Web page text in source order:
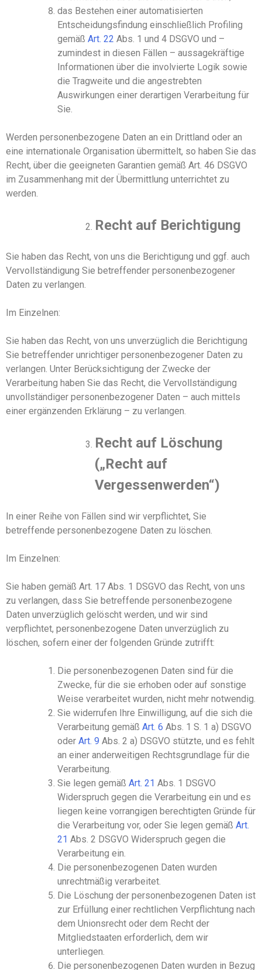
das Bestehen einer automatisierten
Entscheidungsfindung einschließlich Profiling
gemäß Art. 22 Abs. 1 und 4 DSGVO und –
zumindest in diesen Fällen – aussagekräftige
Informationen über die involvierte Logik sowie
die Tragweite und die angestrebten
Auswirkungen einer derartigen Verarbeitung für
Sie.
Werden personenbezogene Daten an ein Drittland oder an
eine internationale Organisation übermittelt, so haben Sie das
Recht, über die geeigneten Garantien gemäß Art. 46 DSGVO
im Zusammenhang mit der Übermittlung unterrichtet zu
werden.
Recht auf Berichtigung
Sie haben das Recht, von uns die Berichtigung und ggf. auch
Vervollständigung Sie betreffender personenbezogener
Daten zu verlangen.
Im Einzelnen:
Sie haben das Recht, von uns unverzüglich die Berichtigung
Sie betreffender unrichtiger personenbezogener Daten zu
verlangen. Unter Berücksichtigung der Zwecke der
Verarbeitung haben Sie das Recht, die Vervollständigung
unvollständiger personenbezogener Daten – auch mittels
einer ergänzenden Erklärung – zu verlangen.
Recht auf Löschung
(„Recht auf
Vergessenwerden“)
In einer Reihe von Fällen sind wir verpflichtet, Sie
betreffende personenbezogene Daten zu löschen.
Im Einzelnen:
Sie haben gemäß Art. 17 Abs. 1 DSGVO das Recht, von uns
zu verlangen, dass Sie betreffende personenbezogene
Daten unverzüglich gelöscht werden, und wir sind
verpflichtet, personenbezogene Daten unverzüglich zu
löschen, sofern einer der folgenden Gründe zutrifft:
Die personenbezogenen Daten sind für die
Zwecke, für die sie erhoben oder auf sonstige
Weise verarbeitet wurden, nicht mehr notwendig.
Sie widerrufen Ihre Einwilligung, auf die sich die
Verarbeitung gemäß Art. 6 Abs. 1 S. 1 a) DSGVO
oder Art. 9 Abs. 2 a) DSGVO stützte, und es fehlt
an einer anderweitigen Rechtsgrundlage für die
Verarbeitung.
Sie legen gemäß Art. 21 Abs. 1 DSGVO
Widerspruch gegen die Verarbeitung ein und es
liegen keine vorrangigen berechtigten Gründe für
die Verarbeitung vor, oder Sie legen gemäß Art.
21 Abs. 2 DSGVO Widerspruch gegen die
Verarbeitung ein.
Die personenbezogenen Daten wurden
unrechtmäßig verarbeitet.
Die Löschung der personenbezogenen Daten ist
zur Erfüllung einer rechtlichen Verpflichtung nach
dem Unionsrecht oder dem Recht der
Mitgliedstaaten erforderlich, dem wir
unterliegen.
Die personenbezogenen Daten wurden in Bezug